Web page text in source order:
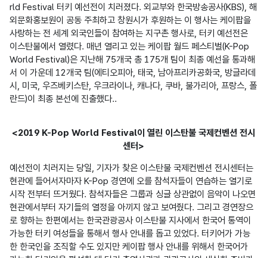
rld Festival 터키 예선전이 치러졌다. 외교부와 한국방송공사(KBS), 해
외문화홍보원이 공동 주최하고 창원시가 후원하는 이 행사는 케이팝을
사랑하는 전 세계 외국인들이 참여하는 지구촌 행사로, 터키 예선전은
이스탄불에서 열렸다. 매년 열리고 있는 케이팝 월드 페스티벌(K-Pop
World Festival)은 지난해 75개국 총 175개 팀이 최종 예선을 통과해
서 이 가운데 12개국 팀(에티오피아, 태국, 남아프리카공화국, 방글라데
시, 미국, 우즈베키스탄, 우크라이나, 캐나다, 쿠바, 불가리아, 프랑스, 폴
란드)이 최종 본선에 진출했다..
<2019 K-Pop World Festival이 열린 이스탄불 국제컨벤션 전시
센터>
예선전이 치러지는 당일, 기자가 찾은 이스탄불 국제컨벤션 전시센터는
현관에 들어서자마자 K-Pop 경연에 오를 참석자들이 연습하는 열기로
시작 전부터 뜨거웠다. 참석자들은 그룹과 싱글 상관없이 음악이 나오면
현관에서부터 자기들의 열정을 아끼지 않고 보여줬다. 그리고 경연장으
로 향하는 한편에서는 한국관광공사 이스탄불 지사에서 한국어 통역이
가능한 터키 여성들을 통해서 행사 안내를 돕고 있었다. 터키어가 가능
한 한국인을 조직할 수도 있지만 케이팝 행사 안내를 위해서 한국어가